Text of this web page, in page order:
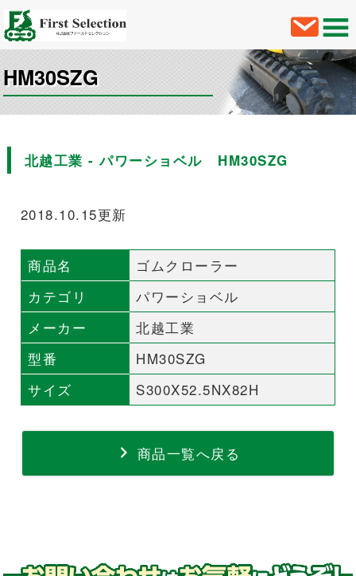
HM30SZG
北越工業 - パワーショベル HM30SZG
2018.10.15更新
商品名
ゴムクローラー
カテゴリ
パワーショベル
メーカー
北越工業
型番
HM30SZG
サイズ
S300X52.5NX82H
商品一覧へ戻る